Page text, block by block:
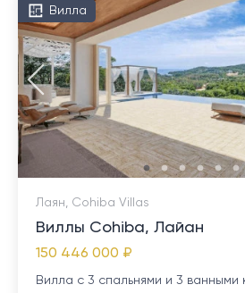
Вилла
Лаян, Cohiba Villas
Виллы Cohiba, Лайан
150 446 000 ₽
Вилла с 3 спальнями и 3 ванными